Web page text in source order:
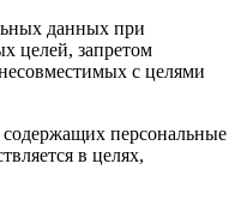
данных при
целей, запретом
с целями
содержащих персональные
в целях,